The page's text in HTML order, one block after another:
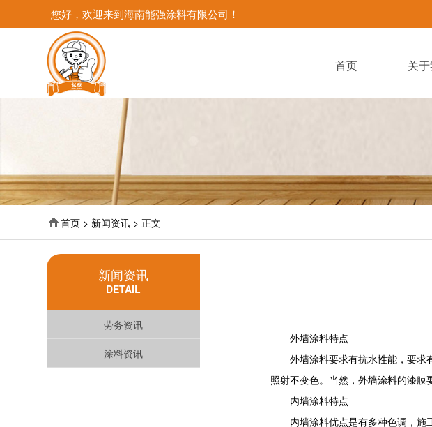
您好，欢迎来到海南能强涂料有限公司！
首页 关
首页 > 新闻资讯 > 正文
新闻资讯
DETAIL
劳务资讯
涂料资讯
外墙涂料特点
外墙涂料要求有抗水性能，要求
照射不变色。当然，外墙涂料的漆膜
内墙涂料特点
内墙涂料优点是有多种色调，施工